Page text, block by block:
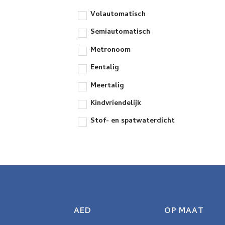
Volautomatisch
Semiautomatisch
Metronoom
Eentalig
Meertalig
Kindvriendelijk
Stof- en spatwaterdicht
AED OP MAAT